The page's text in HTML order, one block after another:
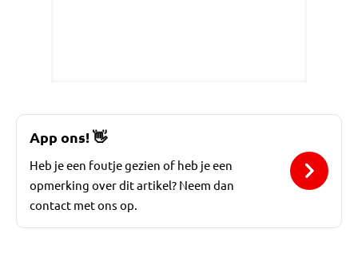
App ons!👋
Heb je een foutje gezien of heb je een
opmerking over dit artikel? Neem dan
contact met ons op.